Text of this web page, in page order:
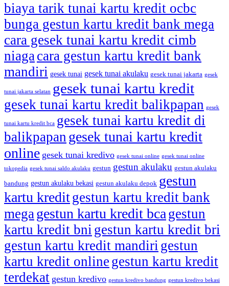
biaya tarik tunai kartu kredit ocbc
bunga gestun kartu kredit bank mega
cara gesek tunai kartu kredit cimb
niagacara gestun kartu kredit bank
mandiri gesek tunai gesek tunai akulaku gesek tunai jakarta gesek
tunai jakarta selatan gesek tunai kartu kredit
gesek tunai kartu kredit balikpapan gesek
tunai kartu kredit bca gesek tunai kartu kredit di
balikpapan gesek tunai kartu kredit
online gesek tunai kredivo gesek tunai online gesek tunai online
tokopedia gesek tunai saldo akulaku gestun gestun akulaku gestun akulaku
bandung gestun akulaku bekasi gestun akulaku depok gestun
kartu kreditgestun kartu kredit bank
megagestun kartu kredit bcagestun
kartu kredit bni gestun kartu kredit bri
gestun kartu kredit mandiri gestun
kartu kredit online gestun kartu kredit
terdekat gestun kredivo gestun kredivo bandung gestun kredivo bekasi